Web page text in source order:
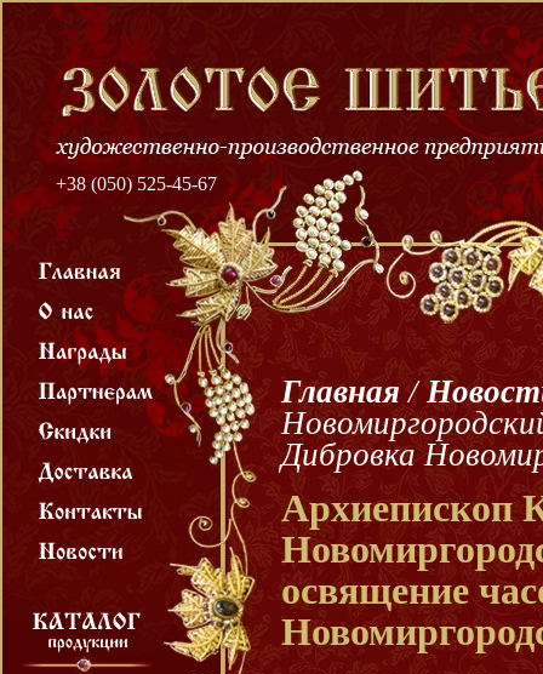
+38 (050) 525-45-67
Главная /
Дибровка
Архиепископ
освящение